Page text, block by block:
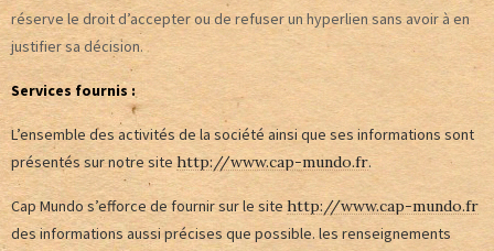
réserve le droit d’accepter ou de refuser un hyperlien sans avoir à en
justifier sa décision.
Services fournis :
L’ensemble des activités de la société ainsi que ses informations sont
présentés sur notre site http://www.cap-mundo.fr.
Cap Mundo s’efforce de fournir sur le sitehttp://www.cap-mundo.fr
des informations aussi précises que possible. les renseignements